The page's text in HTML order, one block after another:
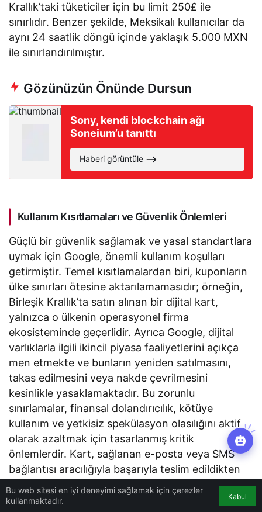
Krallık’taki tüketiciler için bu limit 250£ ile
sınırlıdır. Benzer şekilde, Meksikalı kullanıcılar da
aynı 24 saatlik döngü içinde yaklaşık 5.000 MXN
ile sınırlandırılmıştır.
Gözünüzün Önünde Dursun
Sony, kendi blockchain ağı
Soneium’u tanıttı
Haberi görüntüle
Kullanım Kısıtlamaları ve Güvenlik Önlemleri
Güçlü bir güvenlik sağlamak ve yasal standartlara
uymak için Google, önemli kullanım koşulları
getirmiştir. Temel kısıtlamalardan biri, kuponların
ülke sınırları ötesine aktarılamamasıdır; örneğin,
Birleşik Krallık’ta satın alınan bir dijital kart,
yalnızca o ülkenin operasyonel firma
ekosisteminde geçerlidir. Ayrıca Google, dijital
varlıklarla ilgili ikincil piyasa faaliyetlerini açıkça
men etmekte ve bunların yeniden satılmasını,
takas edilmesini veya nakde çevrilmesini
kesinlikle yasaklamaktadır. Bu zorunlu
sınırlamalar, finansal dolandırıcılık, kötüye
kullanım ve yetkisiz spekülasyon olasılığını aktif
olarak azaltmak için tasarlanmış kritik
önlemlerdir. Kart, sağlanan e-posta veya SMS
bağlantısı aracılığıyla başarıyla teslim edildikten
sonra, alıcı tarafından kullanılması, kuponla
birlikte verilen markaya özgü talimatlara tabidir
Bu web sitesi en iyi deneyimi sağlamak için çerezler
kullanmaktadır.
Kabul